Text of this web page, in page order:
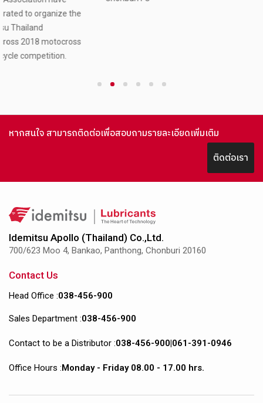
หากสนใจ สามารถติดต่อเพื่อสอบถามรายละเอียดเพิ่มเติม
ติดต่อเรา
Idemitsu Apollo (Thailand) Co.,Ltd.
700/623 Moo 4, Bankao, Panthong, Chonburi 20160
Contact Us
Head Office :038-456-900
Sales Department :038-456-900
Contact to be a Distributor :038-456-900|061-391-0946
Office Hours :Monday - Friday 08.00 - 17.00 hrs.